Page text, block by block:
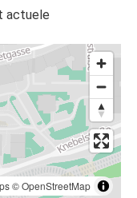
actuele
©OpenStreetMap